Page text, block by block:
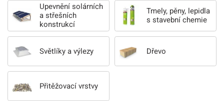
Upevnění solárních
a střešních
konstrukcí
Tmely, pěny, lepidla
s stavební chemie
Světlíky a výlezy Dřevo
Přitěžovací vrstvy